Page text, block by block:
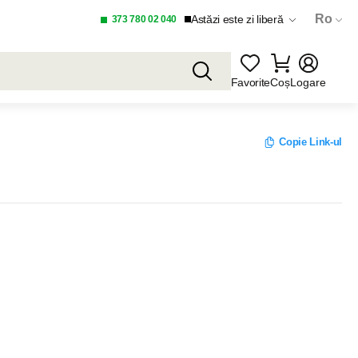
373 780 02 040 Astăzi este zi liberă Ro
FavoriteCoșLogare
Copie Link-ul